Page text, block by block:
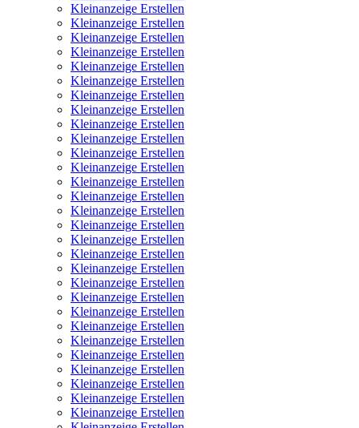
Kleinanzeige Erstellen
Kleinanzeige Erstellen
Kleinanzeige Erstellen
Kleinanzeige Erstellen
Kleinanzeige Erstellen
Kleinanzeige Erstellen
Kleinanzeige Erstellen
Kleinanzeige Erstellen
Kleinanzeige Erstellen
Kleinanzeige Erstellen
Kleinanzeige Erstellen
Kleinanzeige Erstellen
Kleinanzeige Erstellen
Kleinanzeige Erstellen
Kleinanzeige Erstellen
Kleinanzeige Erstellen
Kleinanzeige Erstellen
Kleinanzeige Erstellen
Kleinanzeige Erstellen
Kleinanzeige Erstellen
Kleinanzeige Erstellen
Kleinanzeige Erstellen
Kleinanzeige Erstellen
Kleinanzeige Erstellen
Kleinanzeige Erstellen
Kleinanzeige Erstellen
Kleinanzeige Erstellen
Kleinanzeige Erstellen
Kleinanzeige Erstellen